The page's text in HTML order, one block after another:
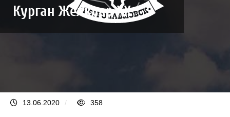
Курган Желкуар XX
13.06.2020 / 358